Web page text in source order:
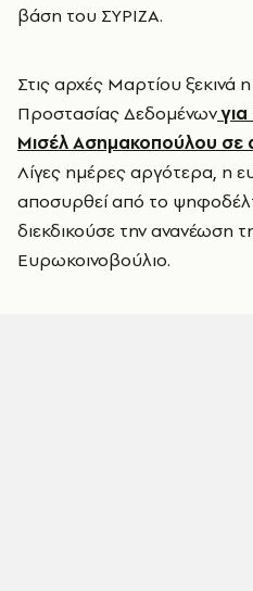
βάση του ΣΥΡΙΖΑ.
Στις αρχές Μαρτίου ξεκινά
Προστασίας Δεδομένων
Μισέλ Ασημακοπούλου σε
Λίγες ημέρες αργότερα, η
αποσυρθεί από το
διεκδικούσε την ανανέωση
Ευρωκοινοβούλιο.